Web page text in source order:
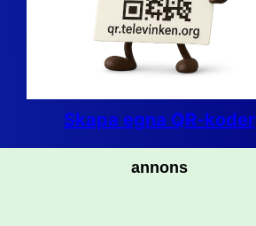
Skapa egna QR-koder
annons